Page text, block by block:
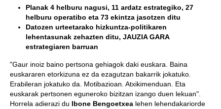
Planak 4 helburu nagusi, 11 ardatz estrategiko, 27
helburu operatibo eta 73 ekintza jasotzen ditu
Datozen urteetarako hizkuntza-politikaren
lehentasunak zehazten ditu, JAUZIA GARA
estrategiaren barruan
"Gaur inoiz baino pertsona gehiagok daki euskara. Baina
euskararen etorkizuna ez da ezagutzan bakarrik jokatuko.
Erabileran jokatuko da. Motibazioan. Atxikimenduan. Eta
euskarak pertsonen eguneroko bizitzan izango duen lekuan".
Horrela adierazi du Ibone Bengoetxea lehen lehendakariorde